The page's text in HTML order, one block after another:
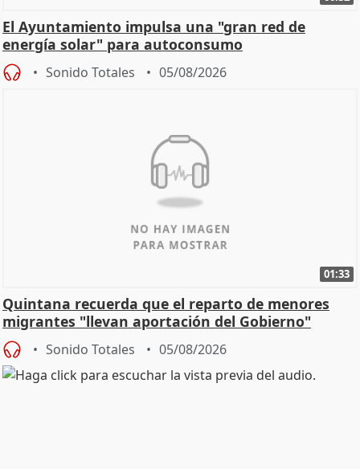
El Ayuntamiento impulsa una "gran red de
energía solar" para autoconsumo
Sonido Totales 05/08/2026
01:33
Quintana recuerda que el reparto de menores
migrantes "llevan aportación del Gobierno"
central
Sonido Totales 05/08/2026